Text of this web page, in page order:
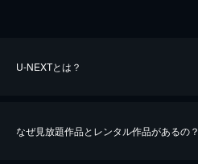
U-NEXTとは？
なぜ見放題作品とレンタル作品があるの？